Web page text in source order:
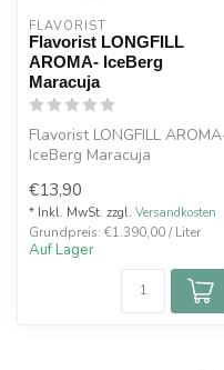
FLAVORIST
Flavorist LONGFILL
AROMA- IceBerg
Maracuja
Flavorist LONGFILL
IceBerg Maracuja
€13,90
* Inkl. MwSt. zzgl. Versandkosten
Grundpreis: €1.390,00 / Liter
Auf Lager